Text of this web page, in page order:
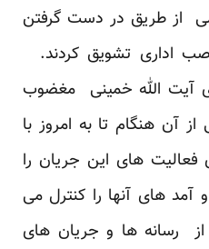
از طریق در دست گرفتن
اداری تشویق کردند.
آیت الله خمینی مغضوب
آن هنگام تا به امروز با
های این جریان را
های آنها را کنترل می
رسانه ها و جریان های